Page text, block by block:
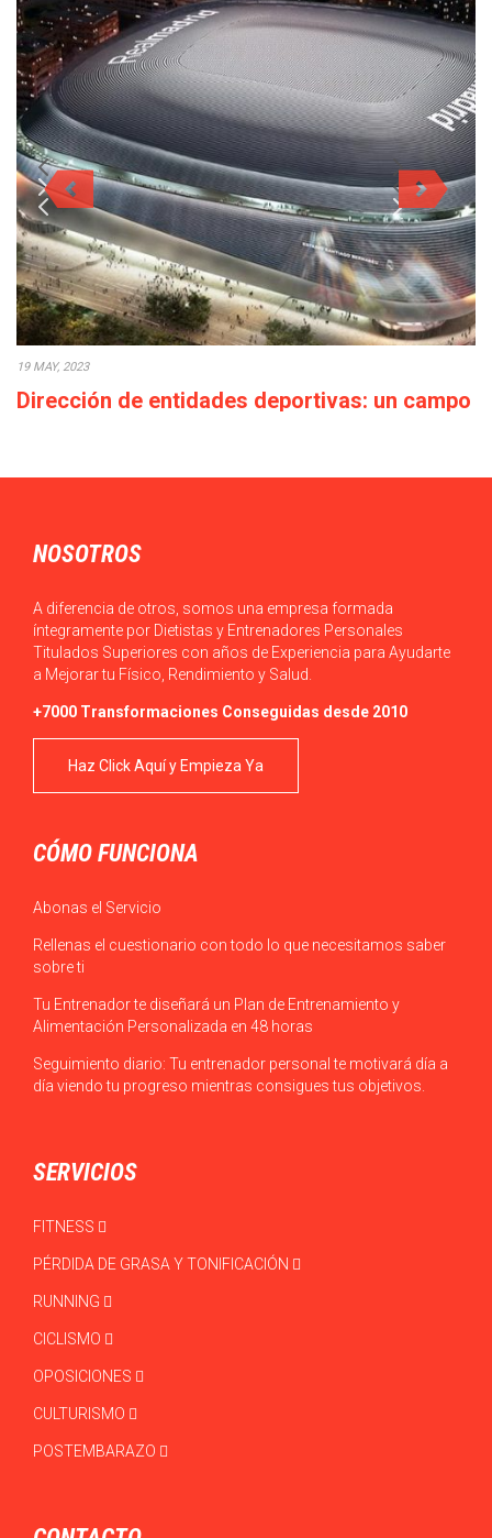
19 MAY, 2023
Dirección de entidades deportivas: un campo
NOSOTROS
A diferencia de otros, somos una empresa formada
íntegramente por Dietistas y Entrenadores Personales
Titulados Superiores con años de Experiencia para Ayudarte
a Mejorar tu Físico, Rendimiento y Salud.
+7000 Transformaciones Conseguidas desde 2010
Haz Click Aquí y Empieza Ya
CÓMO FUNCIONA
Abonas el Servicio
Rellenas el cuestionario con todo lo que necesitamos saber
sobre ti
Tu Entrenador te diseñará un Plan de Entrenamiento y
Alimentación Personalizada en 48 horas
Seguimiento diario: Tu entrenador personal te motivará día a
día viendo tu progreso mientras consigues tus objetivos.
SERVICIOS
FITNESS
PÉRDIDA DE GRASA Y TONIFICACIÓN
RUNNING
CICLISMO
OPOSICIONES
CULTURISMO
POSTEMBARAZO